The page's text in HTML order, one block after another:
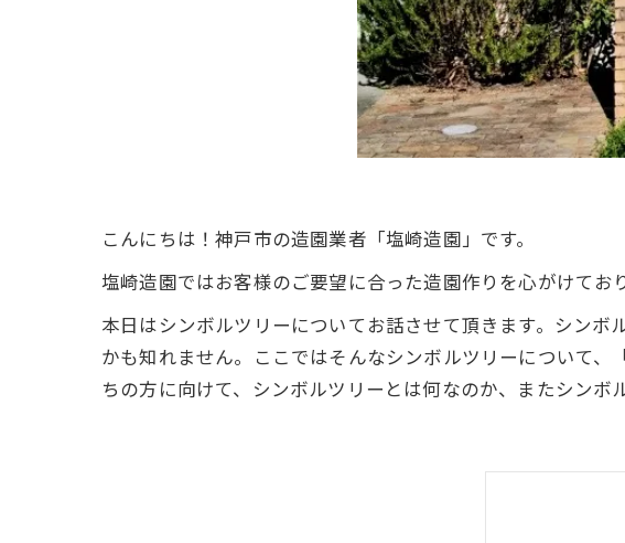
こんにちは！神戸市の造園業者「塩崎造園」です。
塩崎造園ではお客様のご要望に合った造園作りを心がけてお
本日はシンボルツリーについてお話させて頂きます。シン
かも知れません。ここではそんなシンボルツリーについて
ちの方に向けて、シンボルツリーとは何なのか、またシンボ